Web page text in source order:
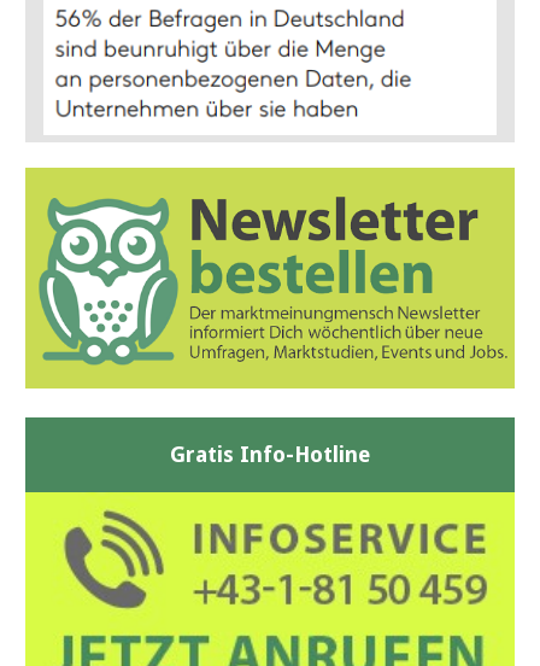
Gratis Info-Hotline